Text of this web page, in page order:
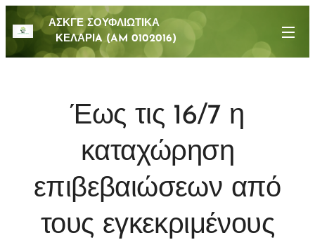
ΑΣΚΓΕ ΣΟΥΦΛΙΩΤΙΚΑ
ΚΕΛΑΡΙA (AM 0102016)
Έως τις 16/7 η
καταχώρηση
επιβεβαιώσεων από
τους εγκεκριμένους